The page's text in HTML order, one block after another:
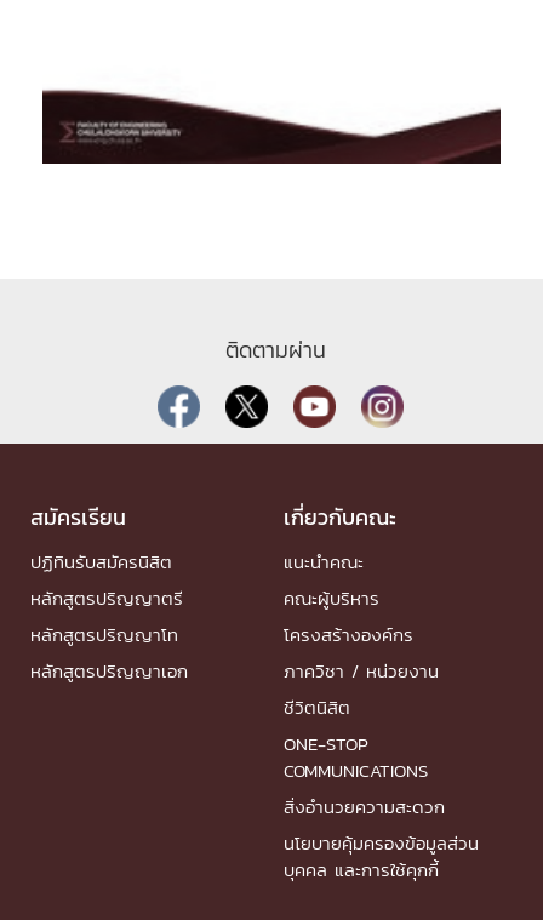
ติดตามผ่าน
สมัครเรียน
ปฏิทินรับสมัครนิสิต
หลักสูตรปริญญาตรี
หลักสูตรปริญญาโท
หลักสูตรปริญญาเอก
เกี่ยวกับคณะ
แนะนำคณะ
คณะผู้บริหาร
โครงสร้างองค์กร
ภาควิชา / หน่วยงาน
ชีวิตนิสิต
ONE-STOP
COMMUNICATIONS
สิ่งอำนวยความสะดวก
นโยบายคุ้มครองข้อมูลส่วน
บุคคล และการใช้คุกกี้